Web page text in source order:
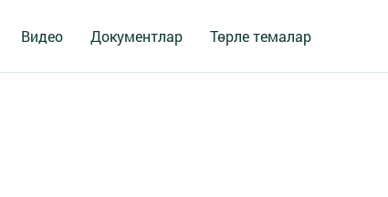
Видео Документлар Төрле темалар